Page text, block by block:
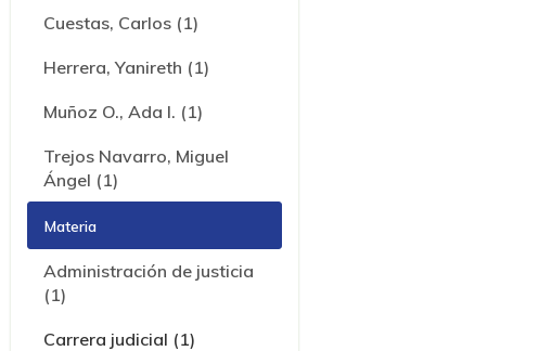
Cuestas, Carlos (1)
Herrera, Yanireth (1)
Muñoz O., Ada I. (1)
Trejos Navarro, Miguel
Ángel (1)
Materia
Administración de justicia
(1)
Carrera judicial (1)